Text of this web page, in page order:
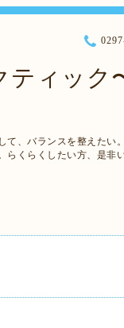
ティック
て、バランスを整えたい
くらくしたい方、是非